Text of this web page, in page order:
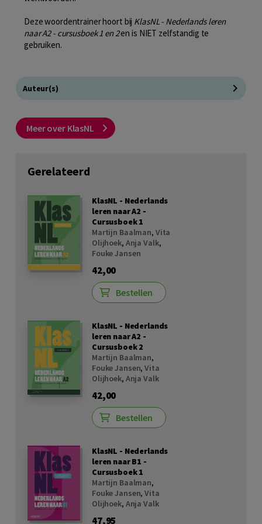
Deze woordentrainer hoort bij KlasNL - Nederlands leren
naar A2 - cursusboek 1 en 2en is NIET zelfstandig te
gebruiken.
Auteur(s)
Meer over KlasNL
Gerelateerd
KlasNL - Nederlands
leren naar A2 -
Cursusboek 1
Martijn Baalman, Vita
Olijhoek, Anja Valk,
Fouke Jansen
42,00
Bestellen
KlasNL - Nederlands
leren naar A2 -
Cursusboek 2
Martijn Baalman,
Fouke Jansen,Vita
Olijhoek, Anja Valk
42,00
Bestellen
KlasNL - Nederlands
leren naar B1 -
Cursusboek 1
Martijn Baalman,
Fouke Jansen,Vita
Olijhoek, Anja Valk
47,95